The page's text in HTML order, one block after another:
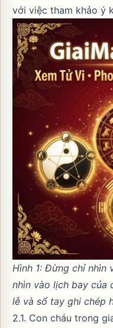
với việc tham khảo ý
Hình 1: Đừng chỉ nhìn
nhìn vào lịch bay của
lễ và sổ tay ghi chép
2.1. Con cháu trong